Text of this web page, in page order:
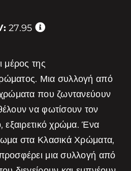
27.95
μέρος της
Μια συλλογή από
που ζωντανεύουν
να φωτίσουν τον
εξαιρετικό χρώμα. Ένα
στα Κλασικά Χρώματα,
μια συλλογή από